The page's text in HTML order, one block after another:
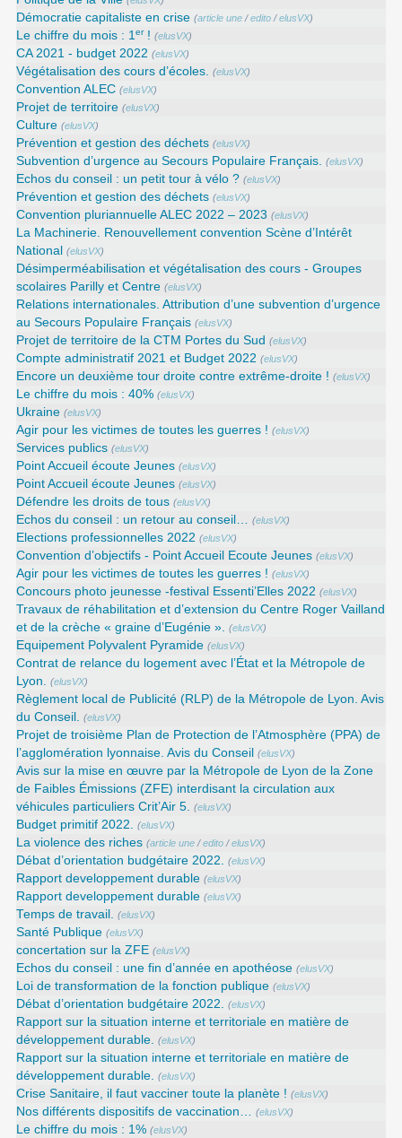
Démocratie capitaliste en crise (article une /edito /elusVX)
Le chiffre du mois : 1er! (elusVX)
CA 2021 - budget 2022 (elusVX)
Végétalisation des cours d’écoles. (elusVX)
Convention ALEC (elusVX)
Projet de territoire (elusVX)
Culture (elusVX)
Prévention et gestion des déchets (elusVX)
Subvention d’urgence au Secours Populaire Français. (elusVX)
Echos du conseil : un petit tour à vélo ? (elusVX)
Prévention et gestion des déchets (elusVX)
Convention pluriannuelle ALEC 2022 – 2023 (elusVX)
La Machinerie. Renouvellement convention Scène d’Intérêt
National
(elusVX)
Désimperméabilisation et végétalisation des cours - Groupes
scolaires Parilly et Centre (elusVX)
Relations internationales. Attribution d’une subvention d’urgence
au Secours Populaire Français (elusVX)
Projet de territoire de la CTM Portes du Sud (elusVX)
Compte administratif 2021 et Budget 2022 (elusVX)
Encore un deuxième tour droite contre extrême-droite ! (elusVX)
Le chiffre du mois : 40% (elusVX)
Ukraine (elusVX)
Agir pour les victimes de toutes les guerres ! (elusVX)
Services publics (elusVX)
Point Accueil écoute Jeunes (elusVX)
Point Accueil écoute Jeunes (elusVX)
Défendre les droits de tous (elusVX)
Echos du conseil : un retour au conseil… (elusVX)
Elections professionnelles 2022 (elusVX)
Convention d’objectifs - Point Accueil Ecoute Jeunes (elusVX)
Agir pour les victimes de toutes les guerres ! (elusVX)
Concours photo jeunesse -festival Essenti’Elles 2022 (elusVX)
Travaux de réhabilitation et d’extension du Centre Roger Vailland
et de la crèche « graine d’Eugénie ». (elusVX)
Equipement Polyvalent Pyramide (elusVX)
Contrat de relance du logement avec l’État et la Métropole de
Lyon. (elusVX)
Règlement local de Publicité (RLP) de la Métropole de Lyon. Avis
du Conseil. (elusVX)
Projet de troisième Plan de Protection de l’Atmosphère (PPA) de
l’agglomération lyonnaise. Avis du Conseil
(elusVX)
Avis sur la mise en œuvre par la Métropole de Lyon de la Zone
de Faibles Émissions (ZFE) interdisant la circulation aux
véhicules particuliers Crit’Air 5. (elusVX)
Budget primitif 2022. (elusVX)
La violence des riches (article une /edito /elusVX)
Débat d’orientation budgétaire 2022. (elusVX)
Rapport developpement durable (elusVX)
Rapport developpement durable (elusVX)
Temps de travail. (elusVX)
Santé Publique (elusVX)
concertation sur la ZFE (elusVX)
Echos du conseil : une fin d’année en apothéose (elusVX)
Loi de transformation de la fonction publique (elusVX)
Débat d’orientation budgétaire 2022. (elusVX)
Rapport sur la situation interne et territoriale en matière de
développement durable. (elusVX)
Rapport sur la situation interne et territoriale en matière de
développement durable. (elusVX)
Crise Sanitaire, il faut vacciner toute la planète ! (elusVX)
Nos différents dispositifs de vaccination… (elusVX)
Le chiffre du mois : 1% (elusVX)